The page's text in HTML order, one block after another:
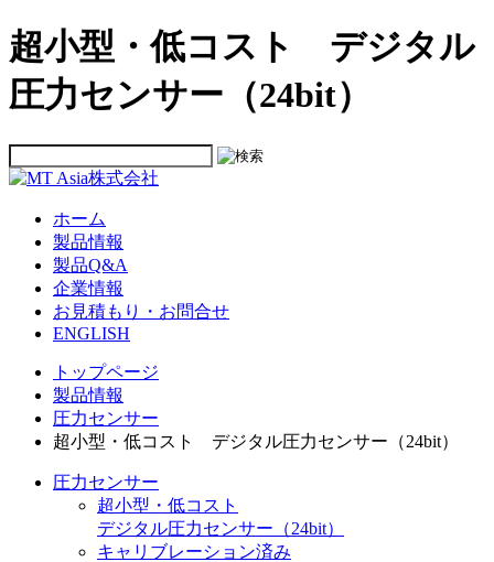
超小型・低コスト デジタル
圧力センサー（24bit）
ホーム
製品情報
製品Q&A
企業情報
お見積もり・お問合せ
ENGLISH
トップページ
製品情報
圧力センサー
超小型・低コスト デジタル圧力センサー（24bit）
圧力センサー
超小型・低コスト
デジタル圧力センサー（24bit）
キャリブレーション済み